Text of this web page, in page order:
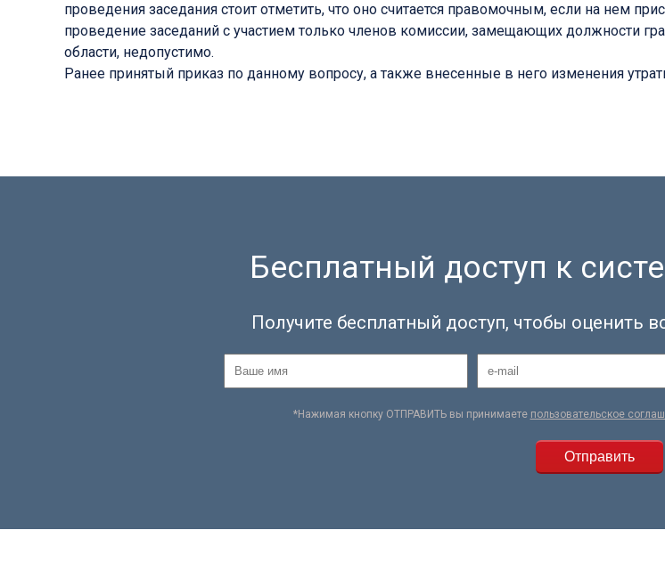
проведения заседания стоит отметить, что оно считается правомочным, если на нем
проведение заседаний с участием только членов комиссии, замещающих должности
области, недопустимо.
Ранее принятый приказ по данному вопросу, а также внесенные в него изменения
Бесплатный доступ к
Получите бесплатный доступ, чтобы оценить
*Нажимая кнопку ОТПРАВИТЬ вы принимаете пользовательское